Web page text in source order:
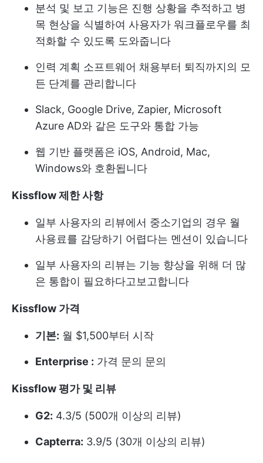
분석 및 보고 기능은 진행 상황을 추적하고 병
목 현상을 식별하여 사용자가 워크플로우를 최
적화할 수 있도록 도와줍니다
인력 계획 소프트웨어 채용부터 퇴직까지의 모
든 단계를 관리합니다
Slack, Google Drive, Zapier, Microsoft
Azure AD와 같은 도구와 통합 가능
웹 기반 플랫폼은 iOS, Android, Mac,
Windows와 호환됩니다
Kissflow 제한 사항
일부 사용자의 리뷰에서 중소기업의 경우 월
사용료를 감당하기 어렵다는 멘션이 있습니다
일부 사용자의 리뷰는 기능 향상을 위해 더 많
은 통합이 필요하다고보고합니다
Kissflow 가격
기본: 월 $1,500부터 시작
Enterprise : 가격 문의 문의
Kissflow 평가 및 리뷰
G2: 4.3/5 (500개 이상의 리뷰)
Capterra: 3.9/5 (30개 이상의 리뷰)